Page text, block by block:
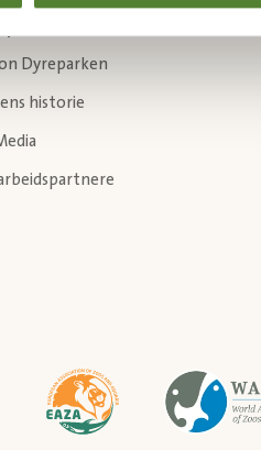
Dyreparken
historie